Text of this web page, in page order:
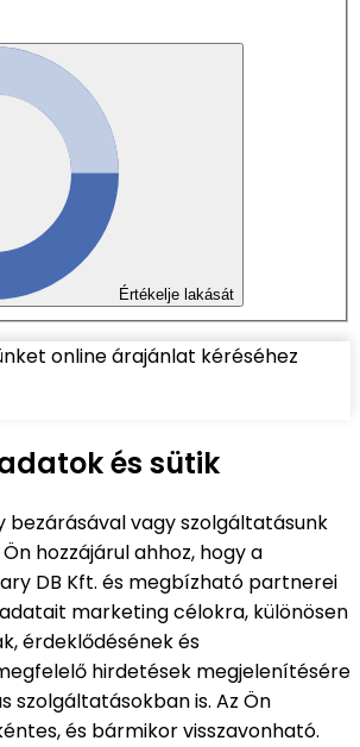
Értékelje lakását
online árajánlat kéréséhez
és sütik
bezárásával vagy szolgáltatásunk
hozzájárul ahhoz, hogy a
DB Kft. és megbízható partnerei
marketing célokra, különösen
érdeklődésének és
hirdetések megjelenítésére
szolgáltatásokban is. Az Ön
és bármikor visszavonható.